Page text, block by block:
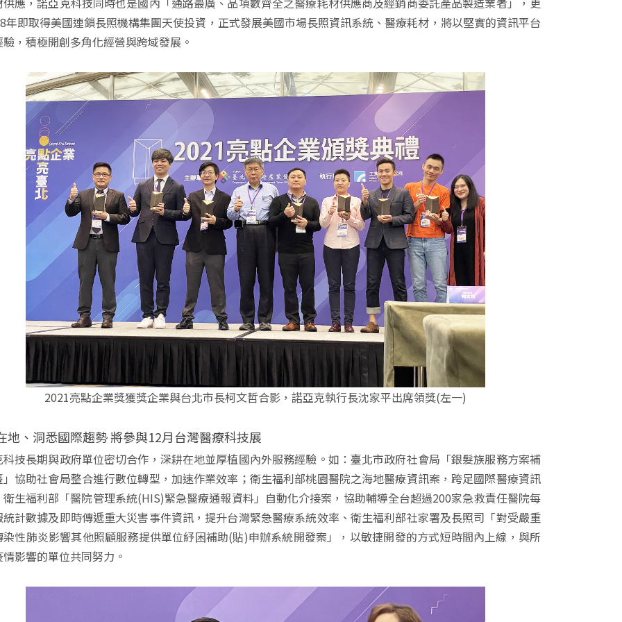
年即取得美國連鎖長照機構集團天使投資，正式發展美國市場長照資訊系統、醫療耗材，將以堅實的資訊平台
驗，積極開創多角化經營與跨域發展。
2021亮點企業獎獲獎企業與台北市長柯文哲合影，諾亞克執行長沈家平出席領獎(左一)
地、洞悉國際趨勢 將參與12月台灣醫療科技展
科技長期與政府單位密切合作，深耕在地並厚植國內外服務經驗。如：臺北市政府社會局「銀髮族服務方案補
」協助社會局整合進行數位轉型，加速作業效率；衛生福利部桃園醫院之海地醫療資訊案，跨足國際醫療資訊
衛生福利部「醫院管理系統(HIS)緊急醫療通報資料」自動化介接案，協助輔導全台超過200家急救責任醫院每
統計數據及即時傳遞重大災害事件資訊，提升台灣緊急醫療系統效率、衛生福利部社家署及長照司「對受嚴重
染性肺炎影響其他照顧服務提供單位紓困補助(貼)申辦系統開發案」，以敏捷開發的方式短時間內上線，與所
影響的單位共同努力。